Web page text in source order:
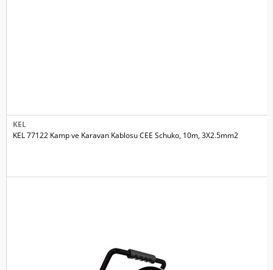
KEL
KEL 77122 Kamp ve Karavan Kablosu CEE Schuko, 10m, 3X2.5mm2